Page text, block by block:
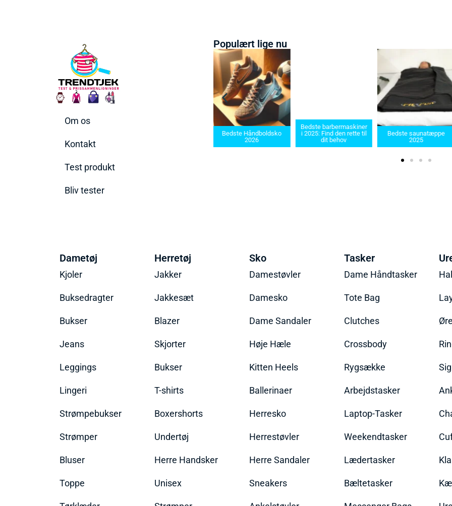
Om os
Kontakt
Test produkt
Bliv tester
Populært lige nu
2025
Bedste Håndboldsko
2026
Bedste barbermaskiner
i 2025: Find den rette til
dit behov
Bedste saunatæppe
2025
Dametøj
Kjoler
Buksedragter
Bukser
Jeans
Leggings
Lingeri
Strømpebukser
Strømper
Bluser
Toppe
Herretøj
Jakker
Jakkesæt
Blazer
Skjorter
Bukser
T-shirts
Boxershorts
Undertøj
Herre Handsker
Unisex
Sko
Damestøvler
Damesko
Dame Sandaler
Høje Hæle
Kitten Heels
Ballerinaer
Herresko
Herrestøvler
Herre Sandaler
Sneakers
Tasker
Dame Håndtasker
Tote Bag
Clutches
Crossbody
Rygsække
Arbejdstasker
Laptop-Tasker
Weekendtasker
Lædertasker
Bæltetasker